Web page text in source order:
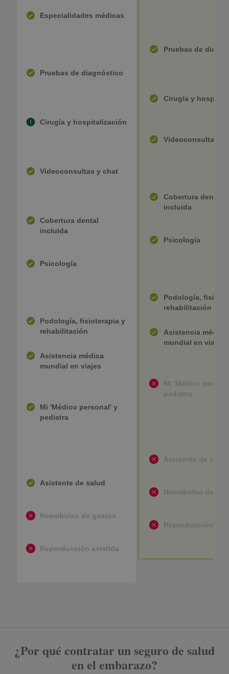
Especialidades médicas
Pruebas de diagnóstico
Cirugía y hospitalización
Videoconsultas y chat
Cobertura dental
incluida
Psicología
Podología, fisioterapia y
rehabilitación
Asistencia médica
mundial en viajes
Mi 'Médico personal' y
pediatra
Asistente de salud
Reembolso de gastos
Reproducción asistida
Pruebas de
Cirugía y
Videoconsultas y
Cobertura dental
incluida
Psicología
Podología,
rehabilitación
Asistencia médica
mundial en viajes
Mi 'Médico
pediatra
Asistente de salud
Reembolso de
Reproducción
¿Por qué contratar un seguro de salud
en el embarazo?